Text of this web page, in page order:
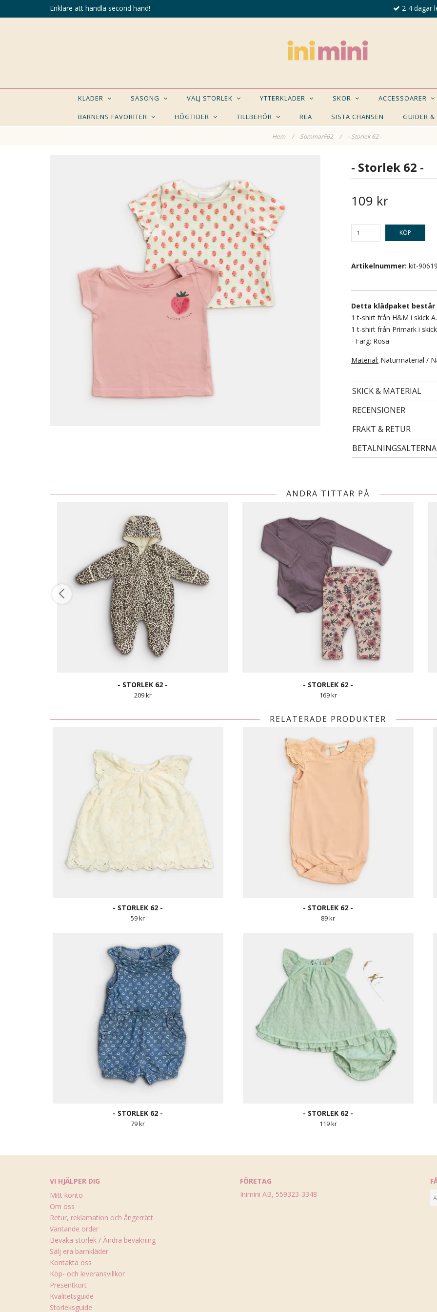
Enklare att handla second hand! 2-4 dagar
KLÄDER SÄSONG VÄLJ STORLEK YTTERKLÄDER SKOR ACCESSOARER
BARNENS FAVORITER HÖGTIDER TILLBEHÖR REA SISTA CHANSEN GUIDER
Hem / SommarF62 / - Storlek 62 -
KANSKE NÅGON AV DESSA PRODUKTER KAN
- STORLEK 134/140 -
- Storlek 62 -
109 kr
KÖP
Artikelnummer: kit-
Detta klädpaket består
1 t-shirt från H&M i skick A.
1 t-shirt från Primark i
- Färg: Rosa
Material: Naturmaterial /
SKICK & MATERIAL
RECENSIONER
FRAKT & RETUR
ANDRA TITTAR PÅ
- STORLEK 62 -
209 kr
- STORLEK 62 -
169 kr
RELATERADE PRODUKTER
- STORLEK 62 -
59 kr
- STORLEK 62 -
89 kr
- STORLEK 62 -
79 kr
- STORLEK 62 -
119 kr
VI HJÄLPER DIG
Mitt konto
Om oss
Retur, reklamation och ångerrätt
Väntande order
Bevaka storlek / Ändra bevakning
Sälj era barnkläder
Kontakta oss
Köp- och leveransvillkor
Presentkort
Kvalitetsguide
Storleksguide
FÖRETAG
Inimini AB, 559323-3348